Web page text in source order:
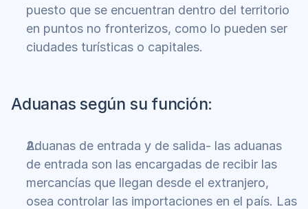
puesto que se encuentran dentro del territorio
en puntos no fronterizos, como lo pueden ser
ciudades turísticas o capitales.
Aduanas según su función:
Aduanas de entrada y de salida- las aduanas
de entrada son las encargadas de recibir las
mercancías que llegan desde el extranjero,
osea controlar las importaciones en el país. Las